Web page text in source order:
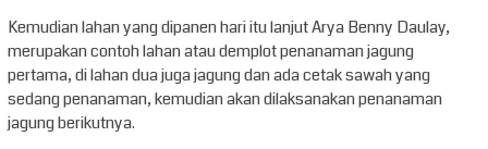
Kemudian lahan yang dipanen hari itu lanjut Arya Benny Daulay,
merupakan contoh lahan atau demplot penanaman jagung
pertama, di lahan dua juga jagung dan ada cetak sawah yang
sedang penanaman, kemudian akan dilaksanakan penanaman
jagung berikutnya.